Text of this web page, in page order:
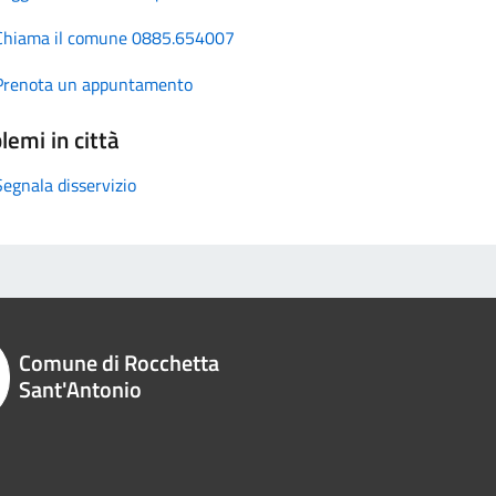
il comune 0885.654007
un appuntamento
in città
disservizio
Comune di Rocchetta
Sant'Antonio